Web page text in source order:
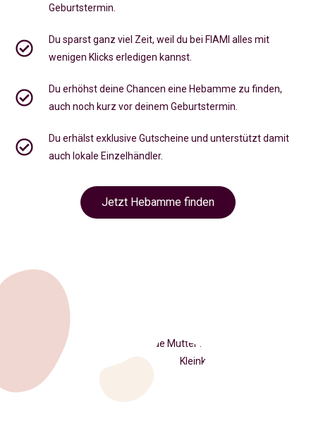
Geburtstermin.
Du sparst ganz viel Zeit, weil du bei FIAMI alles mit
wenigen Klicks erledigen kannst.
Du erhöhst deine Chancen eine Hebamme zu finden,
auch noch kurz vor deinem Geburtstermin
Du erhälst exklusive Gutscheine und unterstützt damit
auch lokale Einzelhändler.
Jetzt Hebamme finden